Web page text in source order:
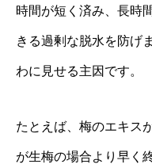
時間が短く済み、長時
きる過剰な脱水を防げ
わに見せる主因です。
たとえば、梅のエキス
が生梅の場合より早く